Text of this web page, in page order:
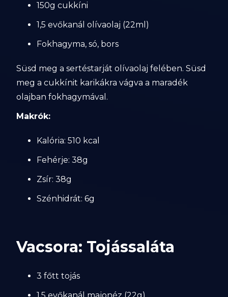
150g cukkíni
1,5 evőkanál olívaolaj (22ml)
Fokhagyma, só, bors
Süsd meg a sertéstarját olívaolaj felében. Süsd
meg a cukkínit karikákra vágva a maradék
olajban fokhagymával.
Makrók:
Kalória: 510 kcal
Fehérje: 38g
Zsír: 38g
Szénhidrát: 6g
Vacsora: Tojássaláta
3 főtt tojás